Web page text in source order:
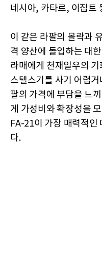
네시아, 카타르, 이집트
이 같은 라팔의 몰락과
격 양산에 돌입하는 대
라매에게 천재일우의
스텔스기를 사기 어렵
팔의 가격에 부담을 느
게 가성비와 확장성을
FA-21이 가장 매력적인
다.